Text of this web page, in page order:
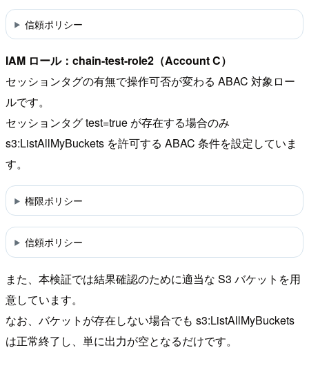
信頼ポリシー
IAM ロール：chain-test-role2（Account C）
セッションタグの有無で操作可否が変わる ABAC 対象ロー
ルです。
セッションタグ test=true が存在する場合のみ
s3:ListAllMyBuckets を許可する ABAC 条件を設定していま
す。
権限ポリシー
信頼ポリシー
また、本検証では結果確認のために適当な S3 バケットを用
意しています。
なお、バケットが存在しない場合でも s3:ListAllMyBuckets
は正常終了し、単に出力が空となるだけです。